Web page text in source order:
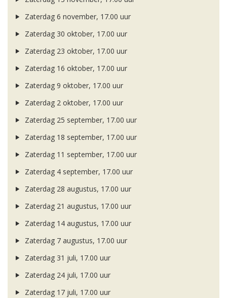
Zaterdag 6 november, 17.00 uur
Zaterdag 30 oktober, 17.00 uur
Zaterdag 23 oktober, 17.00 uur
Zaterdag 16 oktober, 17.00 uur
Zaterdag 9 oktober, 17.00 uur
Zaterdag 2 oktober, 17.00 uur
Zaterdag 25 september, 17.00 uur
Zaterdag 18 september, 17.00 uur
Zaterdag 11 september, 17.00 uur
Zaterdag 4 september, 17.00 uur
Zaterdag 28 augustus, 17.00 uur
Zaterdag 21 augustus, 17.00 uur
Zaterdag 14 augustus, 17.00 uur
Zaterdag 7 augustus, 17.00 uur
Zaterdag 31 juli, 17.00 uur
Zaterdag 24 juli, 17.00 uur
Zaterdag 17 juli, 17.00 uur